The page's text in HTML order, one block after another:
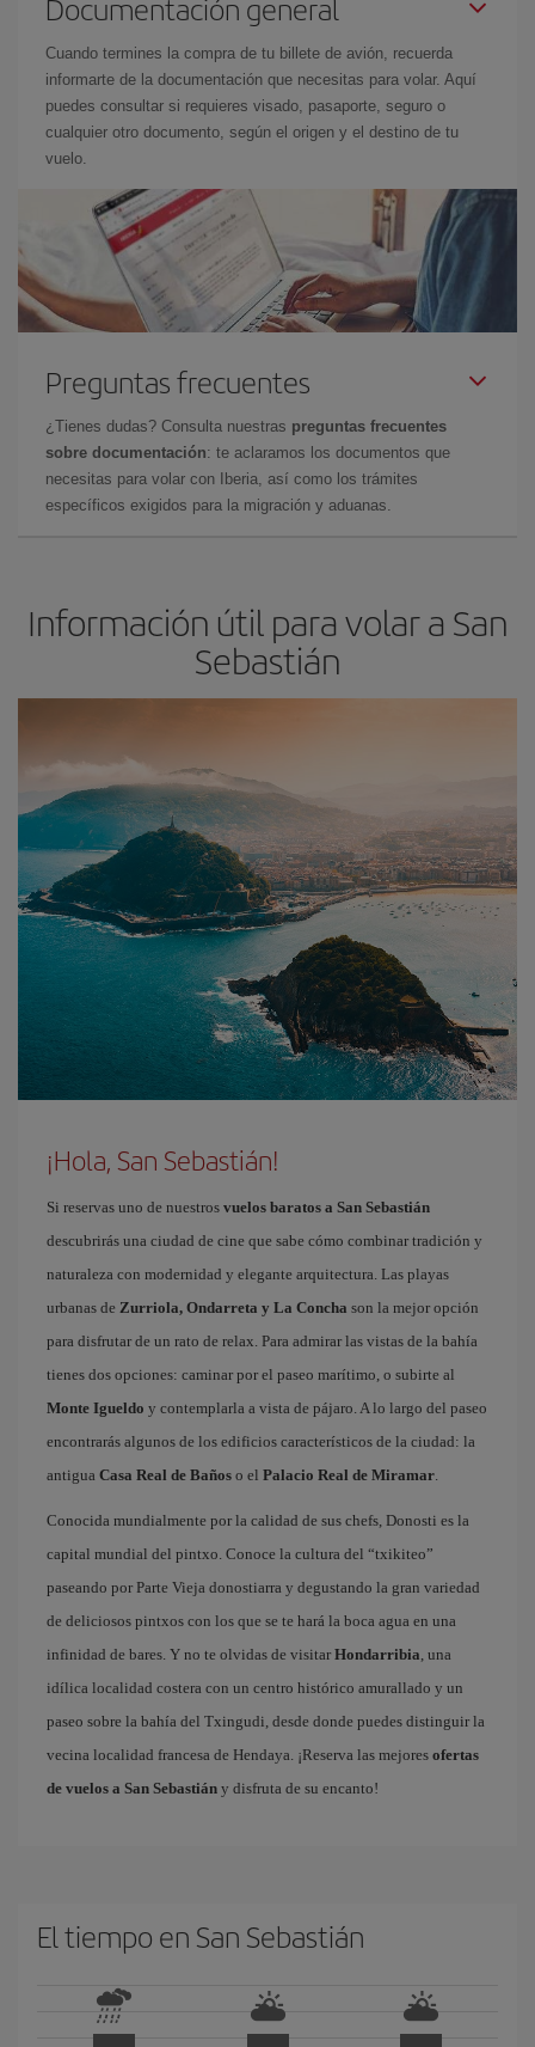
Documentación general
Cuando termines la compra de tu billete de avión, recuerda
informarte de la documentación que necesitas para volar. Aquí
puedes consultar si requieres visado, pasaporte, seguro o
cualquier otro documento, según el origen y el destino de tu
vuelo.
Preguntas frecuentes
¿Tienes dudas? Consulta nuestras preguntas frecuentes
sobre documentación: te aclaramos los documentos que
necesitas para volar con Iberia, así como los trámites
específicos exigidos para la migración y aduanas.
Información útil para volar a San
Sebastián
¡Hola, San Sebastián!
Si reservas uno de nuestros vuelos baratos a San Sebastián
descubrirás una ciudad de cine que sabe cómo combinar tradición y
naturaleza con modernidad y elegante arquitectura. Las playas
urbanas de Zurriola, Ondarreta y La Concha son la mejor opción
para disfrutar de un rato de relax. Para admirar las vistas de la bahía
tienes dos opciones: caminar por el paseo marítimo, o subirte al
Monte Igueldo y contemplarla a vista de pájaro. A lo largo del paseo
encontrarás algunos de los edificios característicos de la ciudad: la
antigua Casa Real de Baños o el Palacio Real de Miramar.
Conocida mundialmente por la calidad de sus chefs, Donosti es la
capital mundial del pintxo. Conoce la cultura del “txikiteo”
paseando por Parte Vieja donostiarra y degustando la gran variedad
de deliciosos pintxos con los que se te hará la boca agua en una
infinidad de bares. Y no te olvidas de visitar Hondarribia, una
idílica localidad costera con un centro histórico amurallado y un
paseo sobre la bahía del Txingudi, desde donde puedes distinguir la
vecina localidad francesa de Hendaya. ¡Reserva las mejores ofertas
de vuelos a San Sebastián y disfruta de su encanto!
El tiempo en San Sebastián